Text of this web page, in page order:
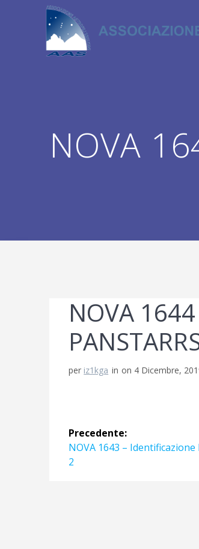
NOVA
NOVA
per iz1kga in on 4 Dicembre,
Navigazione
articoli
Precedente:
Articolo
precedente:
NOVA 1643 –
2